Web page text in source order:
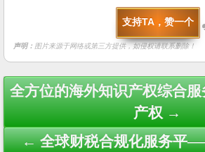
支持TA，赞一个
声明： 图片来源于网络或第三方提供，如侵权请联系删除！
Post
navigation
全方位的海外知识产权综合
产权 →
← 全球财税合规化服务平